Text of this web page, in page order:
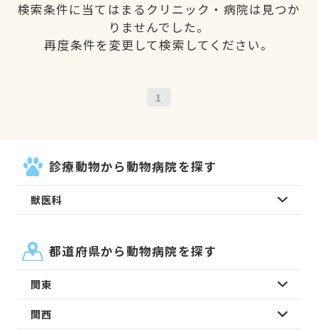
検索条件に当てはまるクリニック・病院は見つか
りませんでした。
再度条件を変更して検索してください。
1
診療動物から動物病院を探す
獣医科
都道府県から動物病院を探す
関東
関西